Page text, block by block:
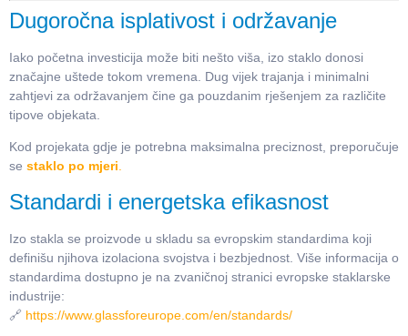
Dugoročna isplativost i održavanje
Iako početna investicija može biti nešto viša, izo staklo donosi
značajne uštede tokom vremena. Dug vijek trajanja i minimalni
zahtjevi za održavanjem čine ga pouzdanim rješenjem za različite
tipove objekata.
Kod projekata gdje je potrebna maksimalna preciznost, preporučuje
se staklo po mjeri.
Standardi i energetska efikasnost
Izo stakla se proizvode u skladu sa evropskim standardima koji
definišu njihova izolaciona svojstva i bezbjednost. Više informacija o
standardima dostupno je na zvaničnoj stranici evropske staklarske
industrije:
🔗 https://www.glassforeurope.com/en/standards/